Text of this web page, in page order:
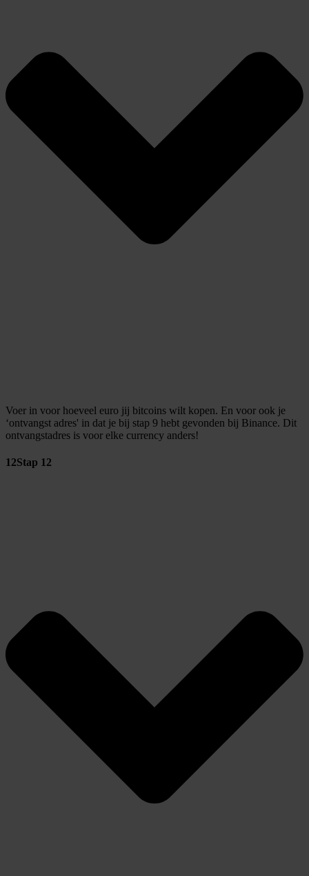
Voer in voor hoeveel euro jij bitcoins wilt kopen. En voor ook je
‘ontvangst adres' in dat je bij stap 9 hebt gevonden bij Binance. Dit
ontvangstadres is voor elke currency anders!
12Stap 12